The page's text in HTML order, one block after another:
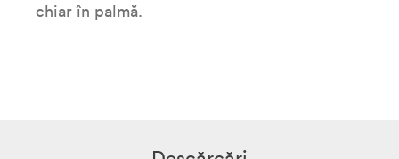
chiar în palmă.